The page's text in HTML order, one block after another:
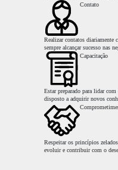
Contato
Realizar contatos diariamente
sempre alcançar sucesso nas
Capacitação
Estar preparado para lidar
disposto a adquirir novos
Respeitar os princípios
evoluir e contribuir com o